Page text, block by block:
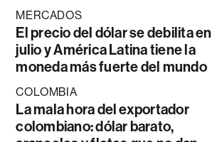
MERCADOS
El precio del dólar se debilita en
julio y América Latina tiene la
moneda más fuerte del mundo
COLOMBIA
La mala hora del exportador
colombiano: dólar barato,